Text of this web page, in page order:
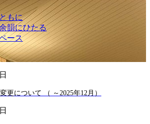
もに
韻にひたる
ース
更について （ ～2025年12月）